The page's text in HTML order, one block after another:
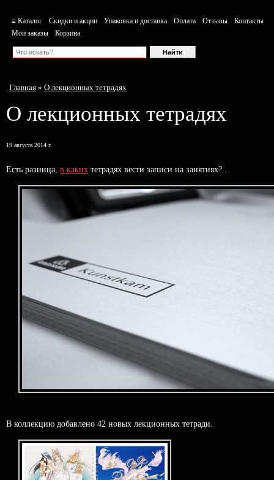
≡ Каталог Скидки и акции Упаковка и доставка Оплата Отзывы
Контакты
Мои заказы
Корзина
Главная » О лекционных тетрадях
О лекционных тетрадях
19 августа 2014 г.
Есть разница, в каких тетрадях вести записи на занятиях?..
В коллекцию добавлено 42 новых лекционных тетради.